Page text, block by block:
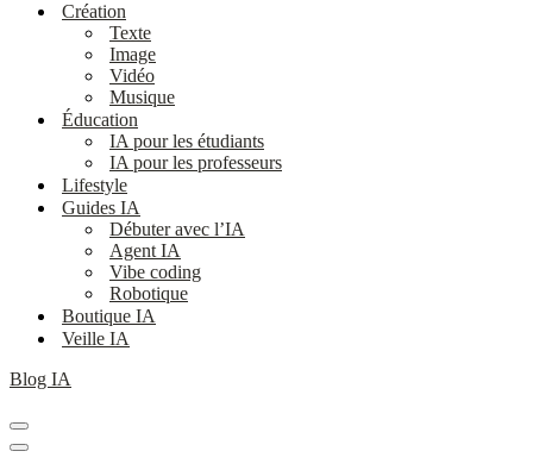
Création
Texte
Image
Vidéo
Musique
Éducation
IA pour les étudiants
IA pour les professeurs
Lifestyle
Guides IA
Débuter avec l’IA
Agent IA
Vibe coding
Robotique
Boutique IA
Veille IA
Blog IA
Menu
de
Menu